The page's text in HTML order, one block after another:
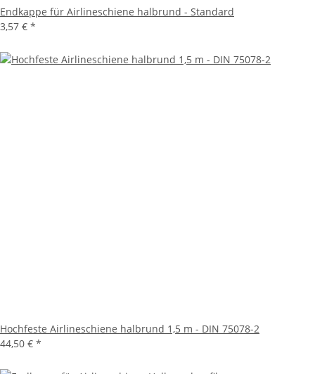
Endkappe für Airlineschiene halbrund - Standard
3,57 € *
Hochfeste Airlineschiene halbrund 1,5 m - DIN 75078-2
44,50 € *